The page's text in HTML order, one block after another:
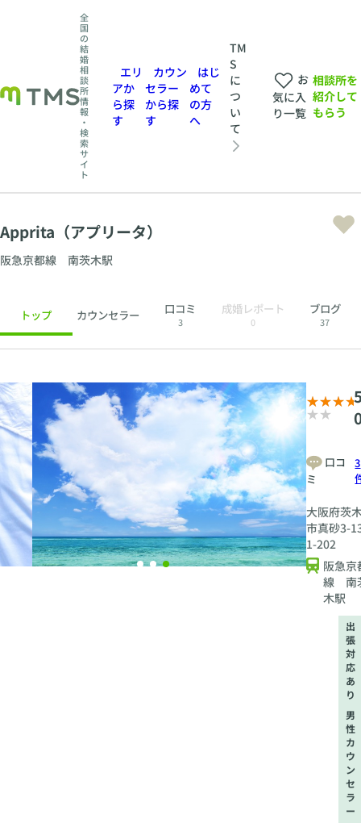
全
国
の
結
婚
相
談
所
情
報
・
検
索
サ
イ
ト
エリ
アか
ら探
す
カウン
セラー
から探
す
はじ
めて
の方
へ
TM
S
に
つ
い
て
お
気に入
り一覧
相談所を
紹介して
もらう
Apprita（アプリータ）
阪急京都線 南茨木駅
トップ カウンセラー 口コミ
3
成婚レポート
0
ブログ
37
口コ
ミ
3
大阪府茨
市真砂3-
1-202
阪急京
線 南
木駅
出
張
対
応
あ
り
男
性
カ
ウ
ン
セ
ラ
ー